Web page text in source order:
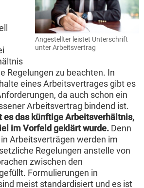
Angestellter leistet Unterschrift
unter Arbeitsvertrag
Regelungen zu beachten. In
eines Arbeitsvertrages gibt es
da auch schon ein
Arbeitsvertrag bindend ist.
es das künftige Arbeitsverhältnis,
im Vorfeld geklärt wurde. Denn
Arbeitsverträgen werden im
Regelungen anstelle von
zwischen den
Formulierungen in
meist standardisiert und es ist